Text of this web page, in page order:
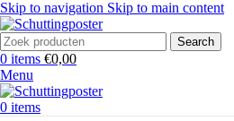
Skip to navigation Skip to main content
Search
0 items €0,00
Menu
0 items